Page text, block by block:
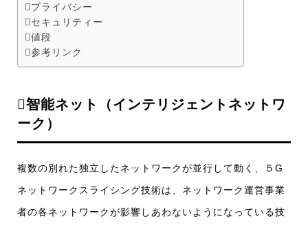
プライバシー
セキュリティー
値段
参考リンク
智能ネット（インテリジェントネットワ
ーク）
複数の別れた独立したネットワークが並行して動く、５G
ネットワークスライシング技術は、ネットワーク運営事業
者の各ネットワークが影響しあわないようになっている技